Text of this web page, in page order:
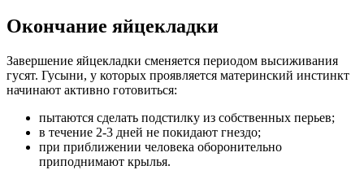
Окончание яйцекладки
Завершение яйцекладки сменяется периодом высиживания
гусят. Гусыни, у которых проявляется материнский инстинкт
начинают активно готовиться:
пытаются сделать подстилку из собственных перьев;
в течение 2-3 дней не покидают гнездо;
при приближении человека оборонительно
приподнимают крылья.